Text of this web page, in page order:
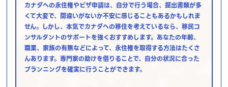
カナダへの永住権やビザ申請は、自分で行う場合、提出書類が多
くて大変で、間違いがないか不安に感じることもあるかもしれま
せん。しかし、本気でカナダへの移住を考えているなら、移民コ
ンサルタントのサポートを強くおすすめします。あなたの年齢、
職業、家族の有無などによって、永住権を取得する方法はたくさ
んあります。専門家の助けを借りることで、自分の状況に合った
プランニングを確実に行うことができます。